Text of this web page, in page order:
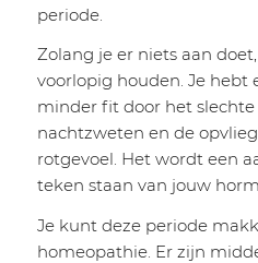
periode.
Zolang je er niets aan
voorlopig houden. Je hebt
minder fit door het
nachtzweten en de
rotgevoel. Het wordt een
teken staan van jouw
Je kunt deze periode
homeopathie. Er zijn